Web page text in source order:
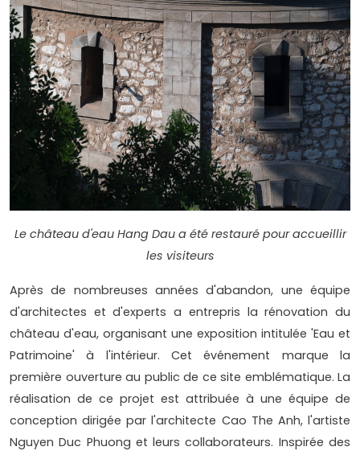
Le château d'eau Hang Dau a été restauré pour accueillir
les visiteurs
Après de nombreuses années d'abandon, une équipe
d'architectes et d'experts a entrepris la rénovation du
château d'eau, organisant une exposition intitulée 'Eau et
Patrimoine' à l'intérieur. Cet événement marque la
première ouverture au public de ce site emblématique. La
réalisation de ce projet est attribuée à une équipe de
conception dirigée par l'architecte Cao The Anh, l'artiste
Nguyen Duc Phuong et leurs collaborateurs. Inspirée des